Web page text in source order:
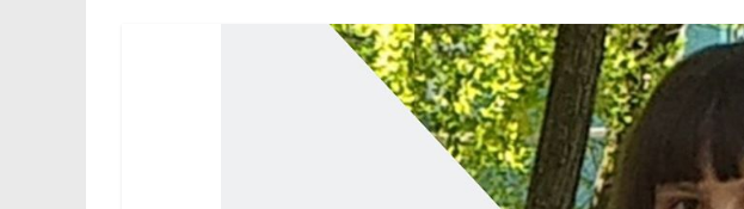
В вольере Воронинского
заповедника родились крапчатые
суслики